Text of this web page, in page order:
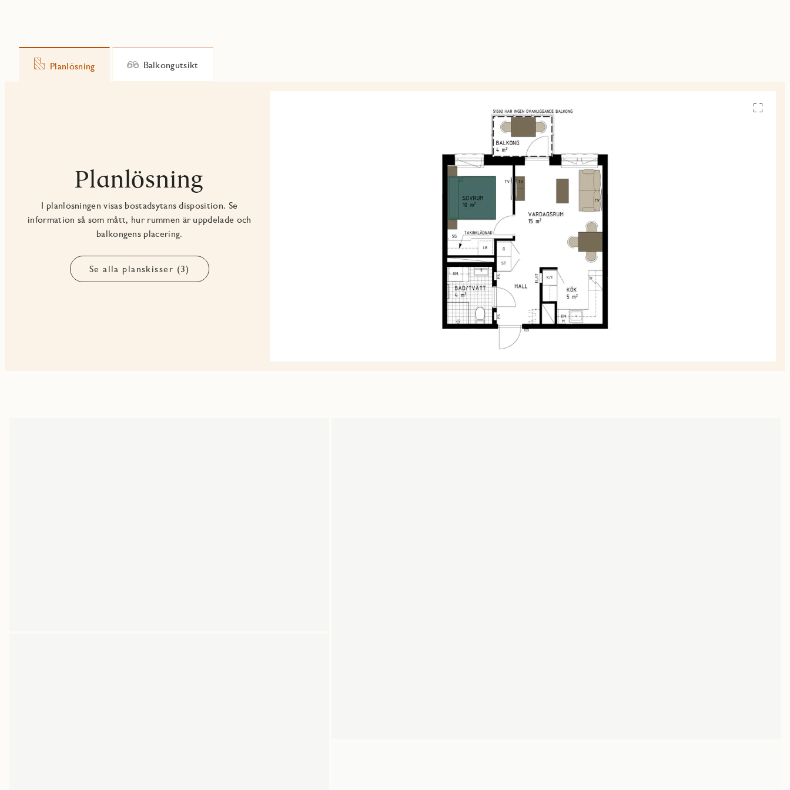
Planlösning Balkongutsikt
Planlösning
I planlösningen visas bostadsytans disposition. Se
information så som mått, hur rummen är uppdelade och
balkongens placering.
Se alla planskisser (3)
Se